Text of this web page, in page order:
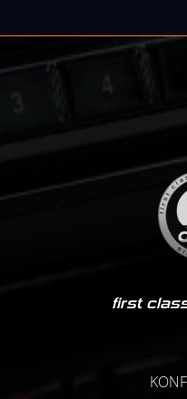
first